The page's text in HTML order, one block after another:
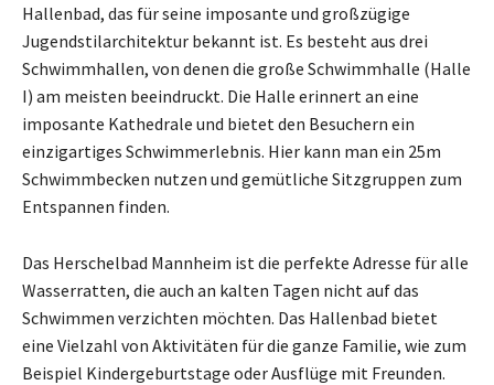
Hallenbad, das für seine imposante und großzügige
Jugendstilarchitektur bekannt ist. Es besteht aus drei
Schwimmhallen, von denen die große Schwimmhalle (Halle
I) am meisten beeindruckt. Die Halle erinnert an eine
imposante Kathedrale und bietet den Besuchern ein
einzigartiges Schwimmerlebnis. Hier kann man ein 25m
Schwimmbecken nutzen und gemütliche Sitzgruppen zum
Entspannen finden.
Das Herschelbad Mannheim ist die perfekte Adresse für alle
Wasserratten, die auch an kalten Tagen nicht auf das
Schwimmen verzichten möchten. Das Hallenbad bietet
eine Vielzahl von Aktivitäten für die ganze Familie, wie zum
Beispiel Kindergeburtstage oder Ausflüge mit Freunden.